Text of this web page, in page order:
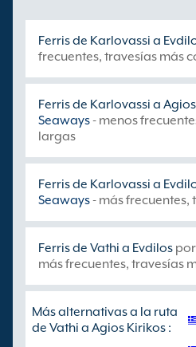
Ferris de Karlovassi a
frecuentes, travesías más
Ferris de Karlovassi a
Seaways- menos
largas
Ferris de Karlovassi a
Seaways- más frecuentes,
Ferris de Vathi a Evdilos por
más frecuentes, travesías
Más alternativas a la ruta
de Vathi a Agios Kirikos :